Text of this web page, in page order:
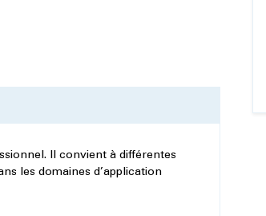
Il convient à différentes
les domaines d’application